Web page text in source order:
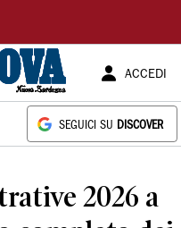
ACCEDI
SEGUICI SU DISCOVER
2026 a